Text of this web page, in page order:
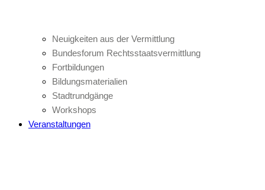
Neuigkeiten aus der Vermittlung
Bundesforum Rechtsstaatsvermittlung
Fortbildungen
Bildungsmaterialien
Stadtrundgänge
Workshops
Veranstaltungen